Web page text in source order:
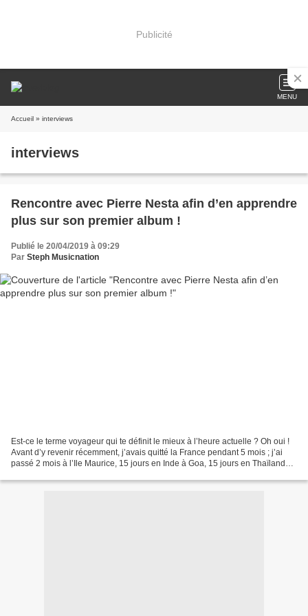
Publicité
MENU
Accueil » interviews
interviews
Rencontre avec Pierre Nesta afin d’en apprendre
plus sur son premier album !
Publié le 20/04/2019 à 09:29
Par Steph Musicnation
Est-ce le terme voyageur qui te définit le mieux à l’heure actuelle ? Oh oui !
Avant d’y revenir récemment, j’avais quitté la France pendant 5 mois ; j’ai
passé 2 mois à l’Ile Maurice, 15 jours en Inde à Goa, 15 jours en Thaïlande à